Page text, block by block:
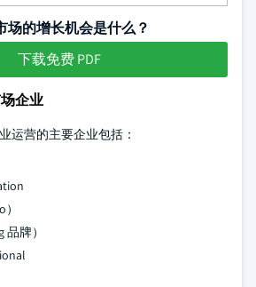
场的增长机会是什么？
下载免费 PDF
企业
运营的主要企业包括：
牌）